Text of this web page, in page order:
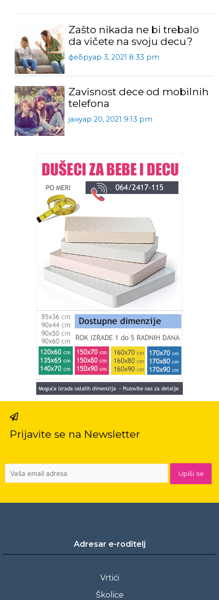
Zašto nikada ne bi trebalo
da vičete na svoju decu?
фебруар 3, 2021 8:33 pm
Zavisnost dece od mobilnih
telefona
јануар 20, 2021 9:13 pm
Prijavite se na Newsletter
Adresar e-roditelj
Vrtići
Školice